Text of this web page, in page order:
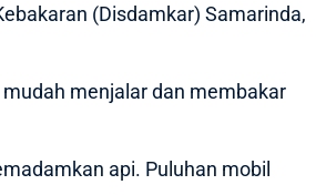
(Disdamkar) Samarinda,
menjalar dan membakar
api. Puluhan mobil